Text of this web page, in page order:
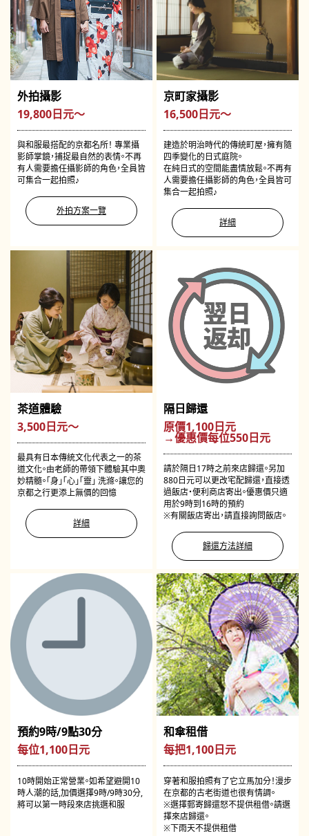
外拍攝影
19,800日元～
與和服最搭配的京都名所！ 專業攝
影師掌鏡，捕捉最自然的表情。不再
有人需要擔任攝影師的角色，全員皆
可集合一起拍照♪
外拍方案一覽
京町家攝影
16,500日元～
建造於明治時代的傳統町屋，擁有隨
四季變化的日式庭院。
在純日式的空間能盡情放鬆。不再有
人需要擔任攝影師的角色，全員皆可
集合一起拍照♪
詳細
茶道體驗
3,500日元～
最具有日本傳統文化代表之一的茶
道文化。由老師的帶領下體驗其中奧
妙精髓。「身」「心」「靈」 洗滌。讓您的
京都之行更添上無價的回憶
詳細
隔日歸還
原價1,100日元
→優惠價每位550日元
請於隔日17時之前來店歸還。另加
880日元可以更改宅配歸還，直接透
過飯店・便利商店寄出。優惠價只適
用於9時到16時的預約
※有關飯店寄出，請直接詢問飯店。
歸還方法詳細
預約9時/9點30分
每位1,100日元
10時開始正常營業。如希望避開10
時人潮的話,加價選擇9時/9時30分,
將可以第一時段來店挑選和服
和傘租借
每把1,100日元
穿著和服拍照有了它立馬加分！漫步
在京都的古老街道也很有情調。
※選擇郵寄歸還怒不提供租借。請選
擇來店歸還。
※下雨天不提供租借